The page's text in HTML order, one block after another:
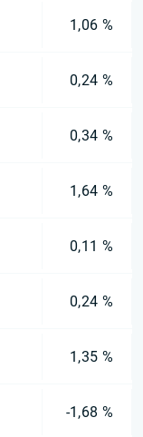
1,06 %
0,24 %
0,34 %
1,64 %
0,11 %
0,24 %
1,35 %
-1,68 %